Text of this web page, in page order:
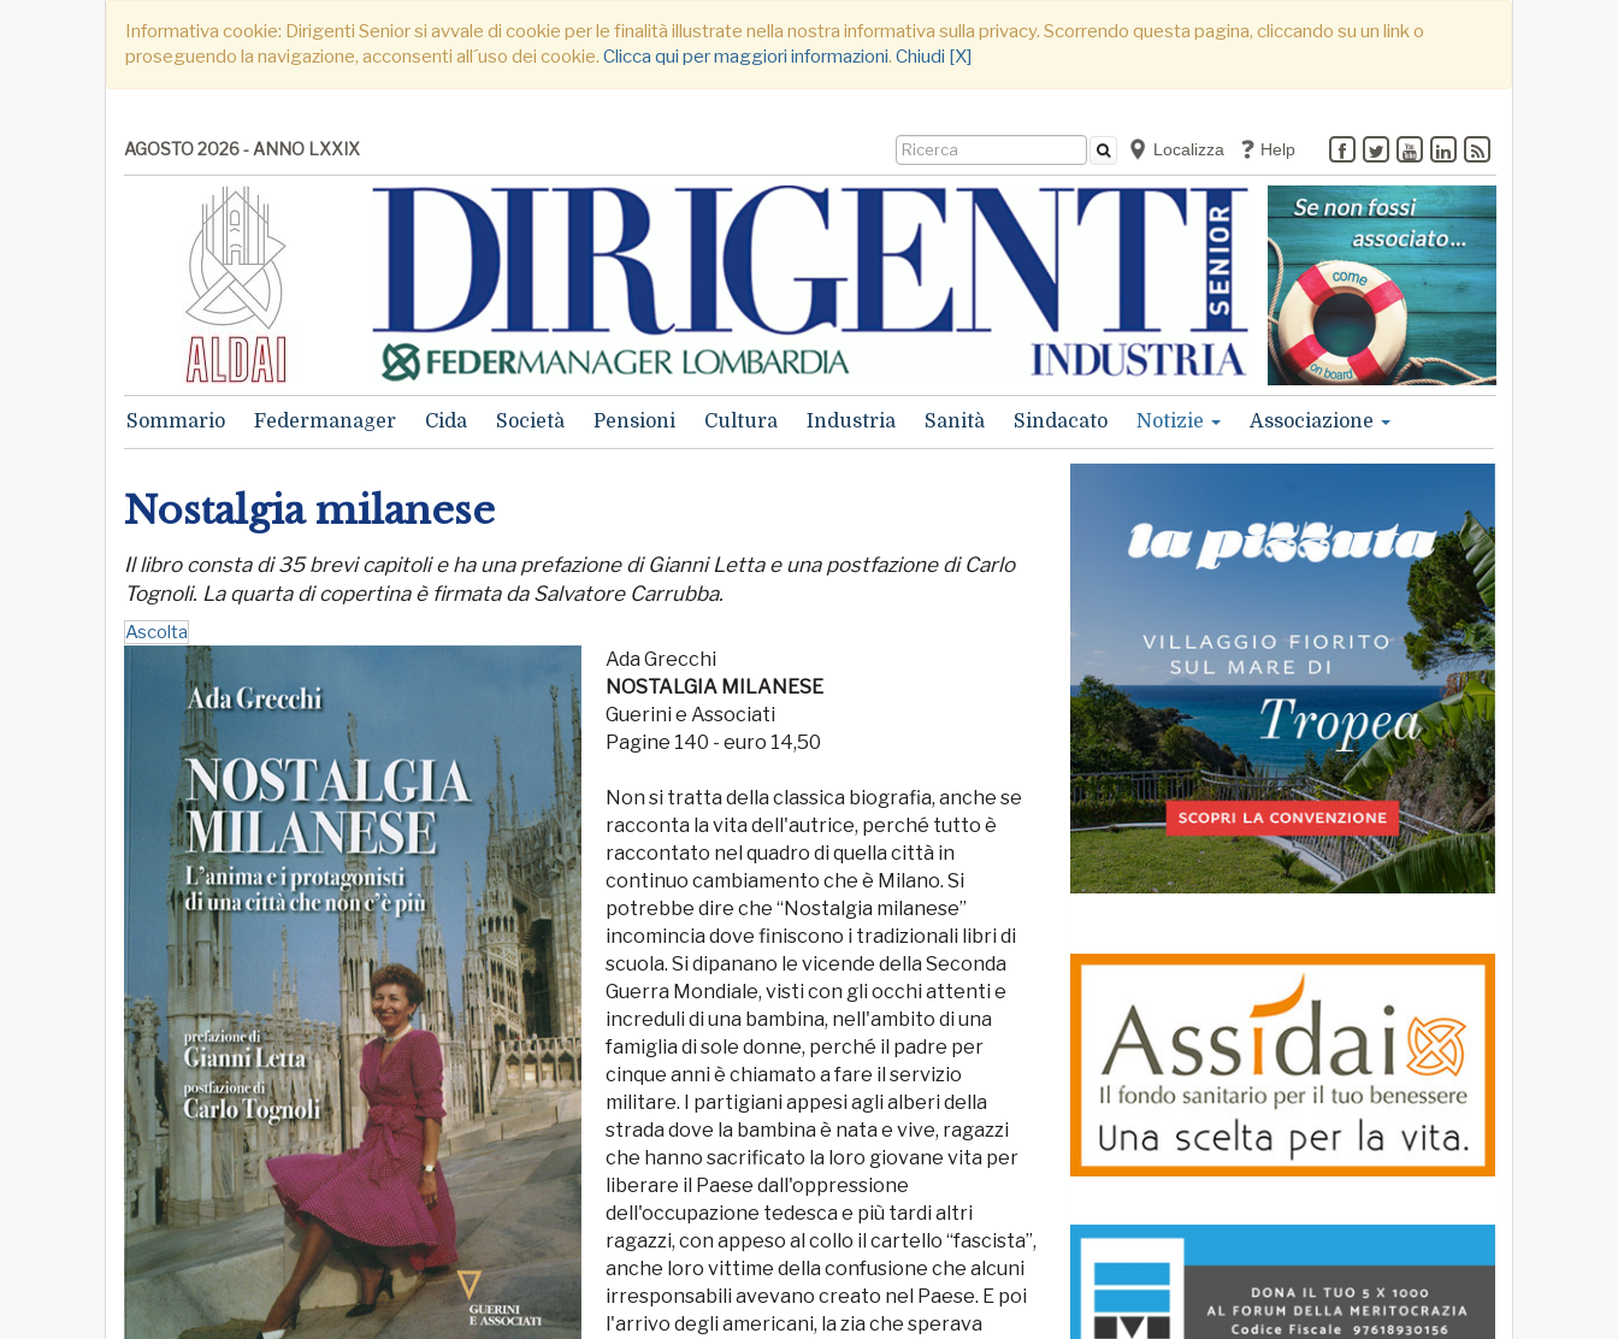
Informativa cookie: Dirigenti Senior si avvale di cookie per le finalità illustrate nella nostra informativa sulla privacy. Scorrendo questa pagina, cliccando su un link o
proseguendo la navigazione, acconsenti all´uso dei cookie. Clicca qui per maggiori informazioni. Chiudi [X]
AGOSTO 2026 - ANNO LXXIX Localizza Help
Sommario Federmanager Cida Società Pensioni Cultura Industria Sanità Sindacato Notizie Associazione
Nostalgia milanese
Il libro consta di 35 brevi capitoli e ha una prefazione di Gianni Letta e una postfazione di Carlo
Tognoli. La quarta di copertina è firmata da Salvatore Carrubba.
Ascolta
Ada Grecchi
NOSTALGIA MILANESE
Guerini e Associati
Pagine 140 - euro 14,50
Non si tratta della classica biografia, anche se
racconta la vita dell'autrice, perché tutto è
raccontato nel quadro di quella città in
continuo cambiamento che è Milano. Si
potrebbe dire che “Nostalgia milanese”
incomincia dove finiscono i tradizionali libri di
scuola. Si dipanano le vicende della Seconda
Guerra Mondiale, visti con gli occhi attenti e
increduli di una bambina, nell'ambito di una
famiglia di sole donne, perché il padre per
cinque anni è chiamato a fare il servizio
militare. I partigiani appesi agli alberi della
strada dove la bambina è nata e vive, ragazzi
che hanno sacrificato la loro giovane vita per
liberare il Paese dall'oppressione
dell'occupazione tedesca e più tardi altri
ragazzi, con appeso al collo il cartello “fascista”,
anche loro vittime della confusione che alcuni
irresponsabili avevano creato nel Paese. E poi
l'arrivo degli americani, la zia che sperava